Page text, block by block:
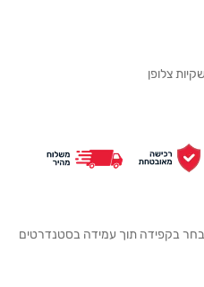
שקיות צלופן
בקפידה תוך עמידה בסטנדרטים